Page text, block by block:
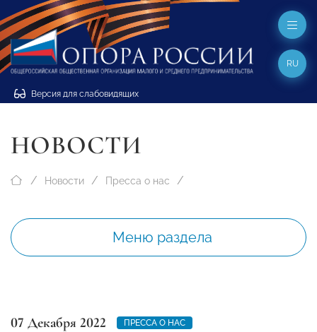
Версия для слабовидящих
RU
НОВОСТИ
Новости Пресса о нас
Меню раздела
07 Декабря 2022 ПРЕССА О НАС